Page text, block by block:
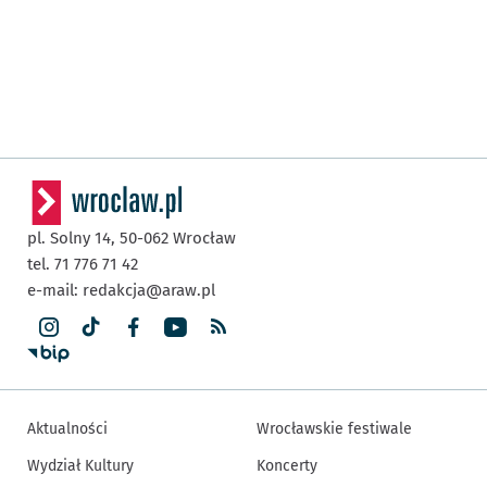
pl. Solny 14, 50-062 Wrocław
tel. 71 776 71 42
e-mail: redakcja@araw.pl
Aktualności
Wydział Kultury
Wrocławskie festiwale
Koncerty